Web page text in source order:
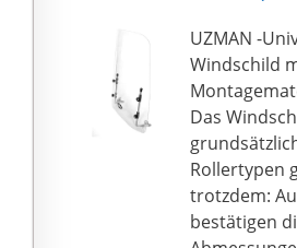
UZMAN -
Windschild
Das
Rollertypen
trotzdem:
bestätigen